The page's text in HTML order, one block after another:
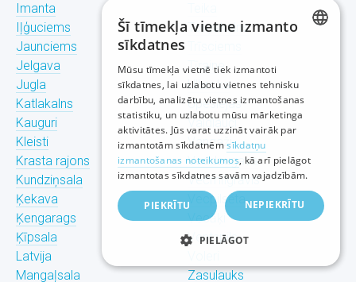
Imanta
Iļģuciems
Jaunciems
Jelgava
Jugla
Katlakalns
Kauguri
Kleisti
Krasta rajons
Kundziņsala
Ķekava
Ķengarags
Ķīpsala
Latvija
Mangaļsala
Torņakalns
Tīraine
Ulbroka
Upeslejas
Valdlauči
Vangaži
Vecdaugava
Vecmīlgrāvis
Vecpilsēta
Vecāķi
Ventspils
Zasulauks
RUSSIAN
ENGLISH
Šī tīmekļa vietne izmanto
sīkdatnes
Mūsu tīmekļa vietnē tiek izmantoti
sīkdatnes, lai uzlabotu vietnes tehnisku
darbību, analizētu vietnes izmantošanas
statistiku, un uzlabotu mūsu mārketinga
aktivitātes. Jūs varat uzzināt vairāk par
izmantotām sīkdatnēmsīkdatņu
izmantošanas noteikumos, kā arī pielāgot
izmantotas sīkdatnes savām vajadzībām.
PIEKRĪTU NEPIEKRĪTU
PIELĀGOT